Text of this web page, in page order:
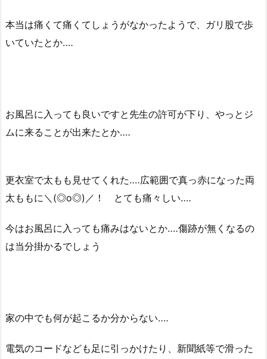
本当は痛くて痛くてしょうがなかったようで、ガリ股で歩
いていたとか‥‥
お風呂に入っても良いですと先生の許可が下り、やっとジ
ムに来ることが出来たとか‥‥
更衣室で太もも見せてくれた‥‥広範囲で真っ赤になった両
太ももに＼(◎o◎)／！ とても痛々しい‥‥
今はお風呂に入っても痛みはないとか‥‥傷跡が無くなるの
は当分掛かるでしょう
家の中でも何が起こるか分からない‥‥
電気のコードなども足に引っかけたり、新聞紙等で滑った